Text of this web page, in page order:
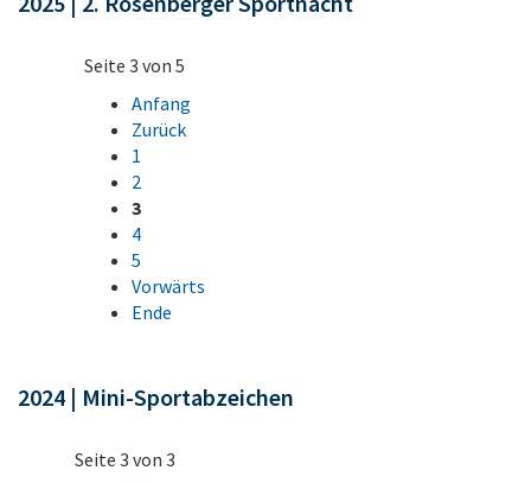
Seite 3 von 5
Anfang
Zurück
1
2
3
4
5
Vorwärts
Ende
2024 | Mini-Sportabzeichen
Seite 3 von 3